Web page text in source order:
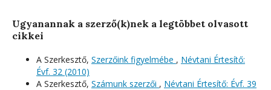
Ugyanannak a szerző(k)nek a legtöbbet olvasott
cikkei
A Szerkesztő, Szerzőink figyelmébe , Névtani Értesítő:
Évf. 32 (2010)
A Szerkesztő, Számunk szerzői , Névtani Értesítő: Évf. 39